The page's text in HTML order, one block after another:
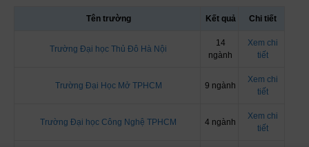
Tên trường Kết quả Chi tiết
Trường Đại học Thủ Đô Hà Nội
14
ngành
Xem chi
tiết
Trường Đại Học Mở TPHCM 9 ngành
Xem chi
tiết
Trường Đại học Công Nghệ TPHCM 4 ngành
Xem chi
tiết